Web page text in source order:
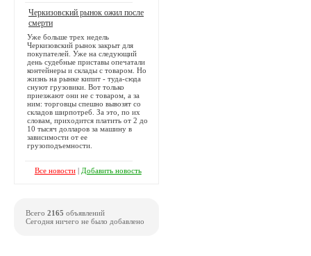
Черкизовский рынок ожил после
смерти
Уже больше трех недель
Черкизовский рынок закрыт для
покупателей. Уже на следующий
день судебные приставы опечатали
контейнеры и склады с товаром. Но
жизнь на рынке кипит - туда-сюда
снуют грузовики. Вот только
приезжают они не с товаром, а за
ним: торговцы спешно вывозят со
складов ширпотреб. За это, по их
словам, приходится платить от 2 до
10 тысяч долларов за машину в
зависимости от ее
грузоподъемности.
Все новости| Добавить новость
Всего 2165 объявлений
Сегодня ничего не было добавлено